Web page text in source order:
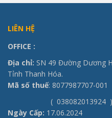
LIÊN HỆ
OFFICE :
Địa chỉ: SN 49 Đường Dương
Tỉnh Thanh Hóa.
Mã số thuế: 8077987707-001
( 038082013924 )
Ngày Cấp: 17.06.2024